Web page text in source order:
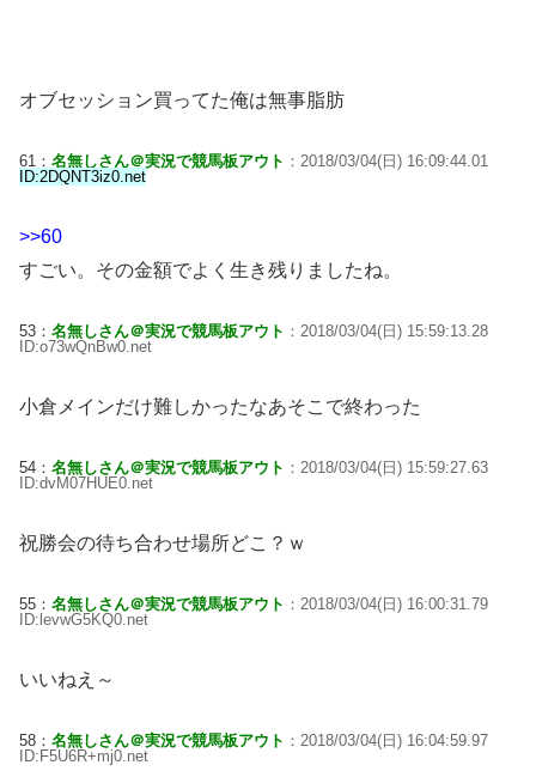
オブセッション買ってた俺は無事脂肪
61： 名無しさん＠実況で競馬板アウト ：2018/03/04(日) 16:09:44.01
ID:2DQNT3iz0.net
>>60
すごい。その金額でよく生き残りましたね。
53： 名無しさん＠実況で競馬板アウト ：2018/03/04(日) 15:59:13.28
ID:o73wQnBw0.net
小倉メインだけ難しかったなあそこで終わった
54： 名無しさん＠実況で競馬板アウト ：2018/03/04(日) 15:59:27.63
ID:dvM07HUE0.net
祝勝会の待ち合わせ場所どこ？ｗ
55： 名無しさん＠実況で競馬板アウト ：2018/03/04(日) 16:00:31.79
ID:levwG5KQ0.net
いいねえ～
58： 名無しさん＠実況で競馬板アウト ：2018/03/04(日) 16:04:59.97
ID:F5U6R+mj0.net